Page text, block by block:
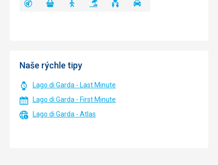
Naše rýchle tipy
Lago di Garda - Last Minute
Lago di Garda - First Minute
Lago di Garda - Atlas